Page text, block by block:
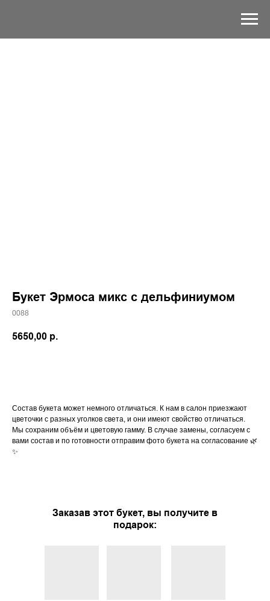
Букет Эрмоса микс с дельфиниумом
0088
5650,00 р.
Состав букета может немного отличаться. К нам в салон приезжают
цветочки с разных уголков света, и они имеют свойство отличаться.
Мы сохраним объём и цветовую гамму. В случае замены, согласуем с
вами состав и по готовности отправим фото букета на согласование 🌿
✨
Заказав этот букет, вы получите в
подарок: